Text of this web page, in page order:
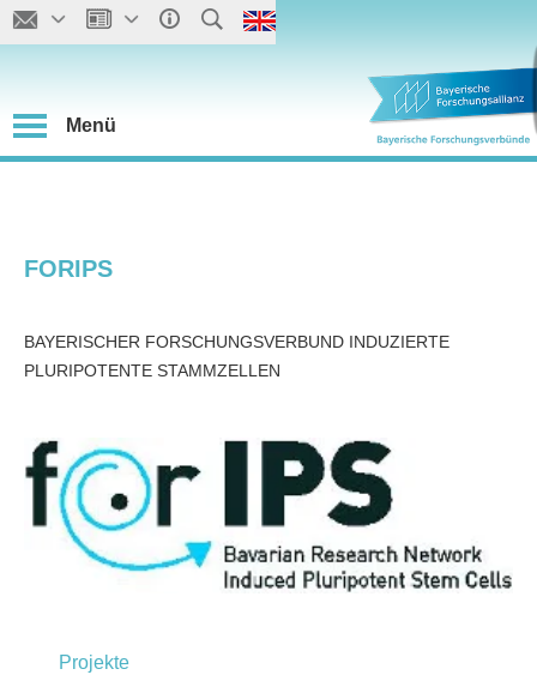
Menü
FORIPS
BAYERISCHER FORSCHUNGSVERBUND INDUZIERTE
PLURIPOTENTE STAMMZELLEN
Projekte